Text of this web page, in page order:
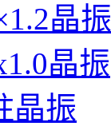
晶振
晶振
晶振